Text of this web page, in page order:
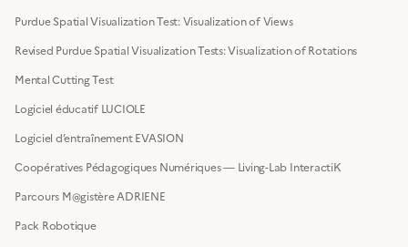
Purdue Spatial Visualization Test: Visualization of Views
Revised Purdue Spatial Visualization Tests: Visualization of Rotations
Mental Cutting Test
Logiciel éducatif LUCIOLE
Logiciel d’entraînement EVASION
Coopératives Pédagogiques Numériques — Living-Lab InteractiK
Parcours M@gistère ADRIENE
Pack Robotique